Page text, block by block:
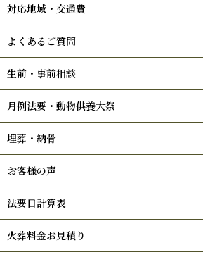
対応地域・交通費
よくあるご質問
生前・事前相談
月例法要・動物供養大祭
埋葬・納骨
お客様の声
法要日計算表
火葬料金お見積り